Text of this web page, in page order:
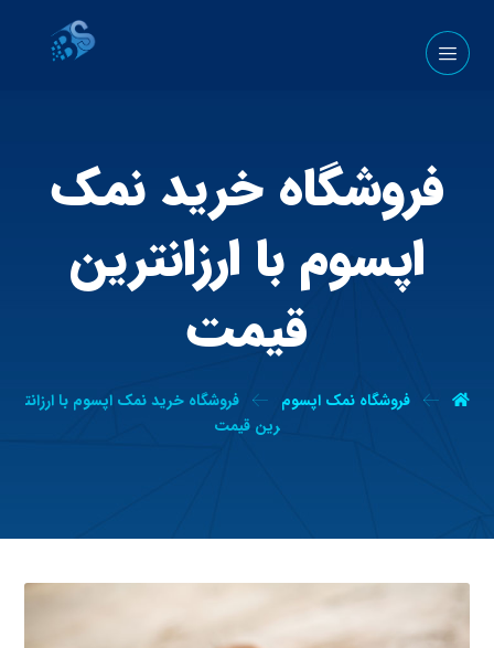
فروشگاه خرید نمک
اپسوم با ارزانترین
قیمت
فروشگاه نمک اپسوم
فروشگاه خرید نمک اپسوم با ارزانت
رین قیمت